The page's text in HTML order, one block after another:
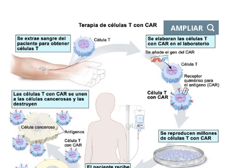
AMPLIAR-
ABRE
EN